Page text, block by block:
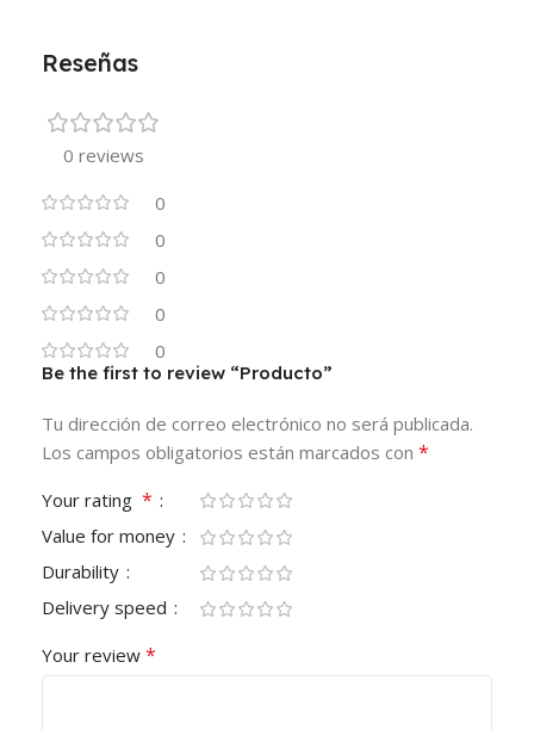
Reseñas
0 reviews
0
0
0
0
0
Be the first to review “Producto”
Tu dirección de correo electrónico no será publicada.
Los campos obligatorios están marcados con *
Your rating *
Value for money
Durability
Delivery speed
Your review *